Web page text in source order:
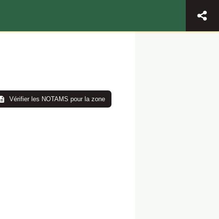
Vérifier les NOTAMS pour la zone